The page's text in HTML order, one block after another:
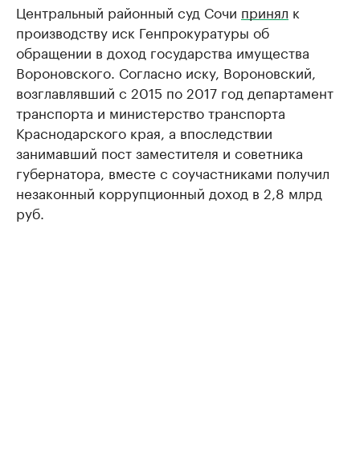
Центральный районный суд Сочи принял к
производству иск Генпрокуратуры об
обращении в доход государства имущества
Вороновского. Согласно иску, Вороновский,
возглавлявший с 2015 по 2017 год департамент
транспорта и министерство транспорта
Краснодарского края, а впоследствии
занимавший пост заместителя и советника
губернатора, вместе с соучастниками получил
незаконный коррупционный доход в 2,8 млрд
руб.